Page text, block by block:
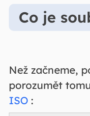
Co je
Než začneme,
porozumět
ISO: